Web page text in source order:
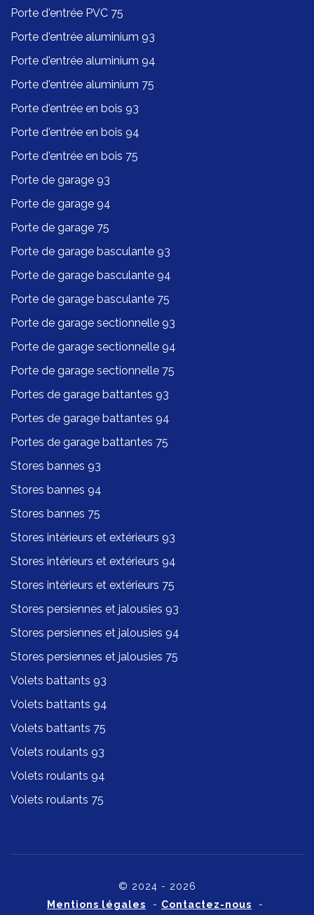
Porte d'entrée PVC 75
Porte d'entrée aluminium 93
Porte d'entrée aluminium 94
Porte d'entrée aluminium 75
Porte d'entrée en bois 93
Porte d'entrée en bois 94
Porte d'entrée en bois 75
Porte de garage 93
Porte de garage 94
Porte de garage 75
Porte de garage basculante 93
Porte de garage basculante 94
Porte de garage basculante 75
Porte de garage sectionnelle 93
Porte de garage sectionnelle 94
Porte de garage sectionnelle 75
Portes de garage battantes 93
Portes de garage battantes 94
Portes de garage battantes 75
Stores bannes 93
Stores bannes 94
Stores bannes 75
Stores intérieurs et extérieurs 93
Stores intérieurs et extérieurs 94
Stores intérieurs et extérieurs 75
Stores persiennes et jalousies 93
Stores persiennes et jalousies 94
Stores persiennes et jalousies 75
Volets battants 93
Volets battants 94
Volets battants 75
Volets roulants 93
Volets roulants 94
Volets roulants 75
© 2024 - 2026
Mentions légales - Contactez-nous -